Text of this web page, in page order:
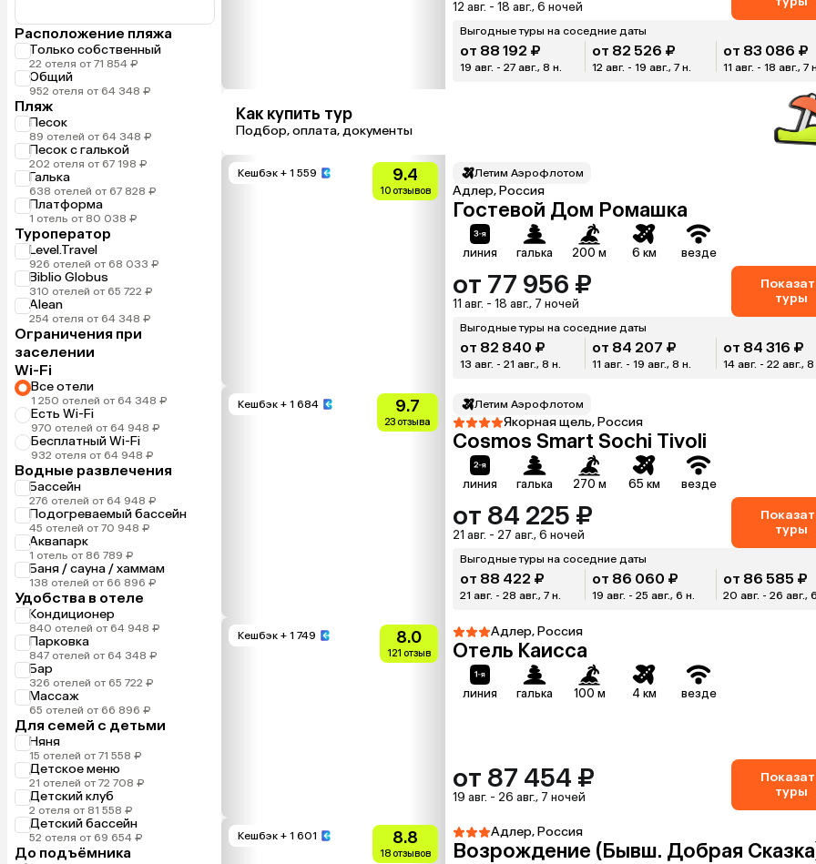
Расположение пляжа
Только собственный
22 отеля от 71 854 ₽
Общий
952 отеля от 64 348 ₽
Пляж
Песок
89 отелей от 64 348 ₽
Песок с галькой
202 отеля от 67 198 ₽
Галька
638 отелей от 67 828 ₽
Платформа
1 отель от 80 038 ₽
Туроператор
Level.Travel
926 отелей от 68 033 ₽
Biblio Globus
310 отелей от 65 722 ₽
Alean
254 отеля от 64 348 ₽
Ограничения при
заселении
Wi-Fi
Все отели
1 250 отелей от 64 348 ₽
Есть Wi-Fi
970 отелей от 64 948 ₽
Бесплатный Wi-Fi
932 отеля от 64 948 ₽
Водные развлечения
Бассейн
276 отелей от 64 948 ₽
Подогреваемый бассейн
45 отелей от 70 948 ₽
Аквапарк
1 отель от 86 789 ₽
Баня / сауна / хаммам
138 отелей от 66 896 ₽
Удобства в отеле
Кондиционер
840 отелей от 64 948 ₽
Парковка
847 отелей от 64 348 ₽
Бар
326 отелей от 65 722 ₽
Массаж
65 отелей от 66 896 ₽
Для семей с детьми
Няня
15 отелей от 71 558 ₽
Детское меню
21 отелей от 72 708 ₽
Детский клуб
2 отеля от 81 558 ₽
Детский бассейн
52 отеля от 69 654 ₽
До подъёмника
12 авг. - 18 авг., 6 ночей
Выгодные туры на соседние даты
от 88 192 ₽
19 авг. - 27 авг., 8 н.
от 82 526 ₽
12 авг. - 19 авг., 7 н.
от 83 086 ₽
11 авг. - 18 авг., 7
Как купить тур
Подбор, оплата, документы
Кешбэк + 1 559 9.4
10 отзывов
Летим Аэрофлотом
Адлер, Россия
Гостевой Дом Ромашка
линия галька 200 м 6 км везде
от 77 956 ₽
11 авг. - 18 авг., 7 ночей
туры
Выгодные туры на соседние даты
от 82 840 ₽
13 авг. - 21 авг., 8 н.
от 84 207 ₽
11 авг. - 19 авг., 8 н.
от 84 316 ₽
14 авг. - 22 авг.,
Кешбэк + 1 684 9.7
23 отзыва
Летим Аэрофлотом
Якорная щель, Россия
Cosmos Smart Sochi Tivoli
линия галька 270 м 65 км везде
от 84 225 ₽
21 авг. - 27 авг., 6 ночей
туры
Выгодные туры на соседние даты
от 88 422 ₽
21 авг. - 28 авг., 7 н.
от 86 060 ₽
19 авг. - 25 авг., 6 н.
от 86 585 ₽
20 авг. - 26 авг.,
Кешбэк + 1 749 8.0
121 отзыв
Адлер, Россия
Отель Каисса
линия галька 100 м 4 км везде
от 87 454 ₽
19 авг. - 26 авг., 7 ночей
туры
Кешбэк + 1 601 8.8
18 отзывов
Адлер, Россия
Возрождение (Бывш. Добрая